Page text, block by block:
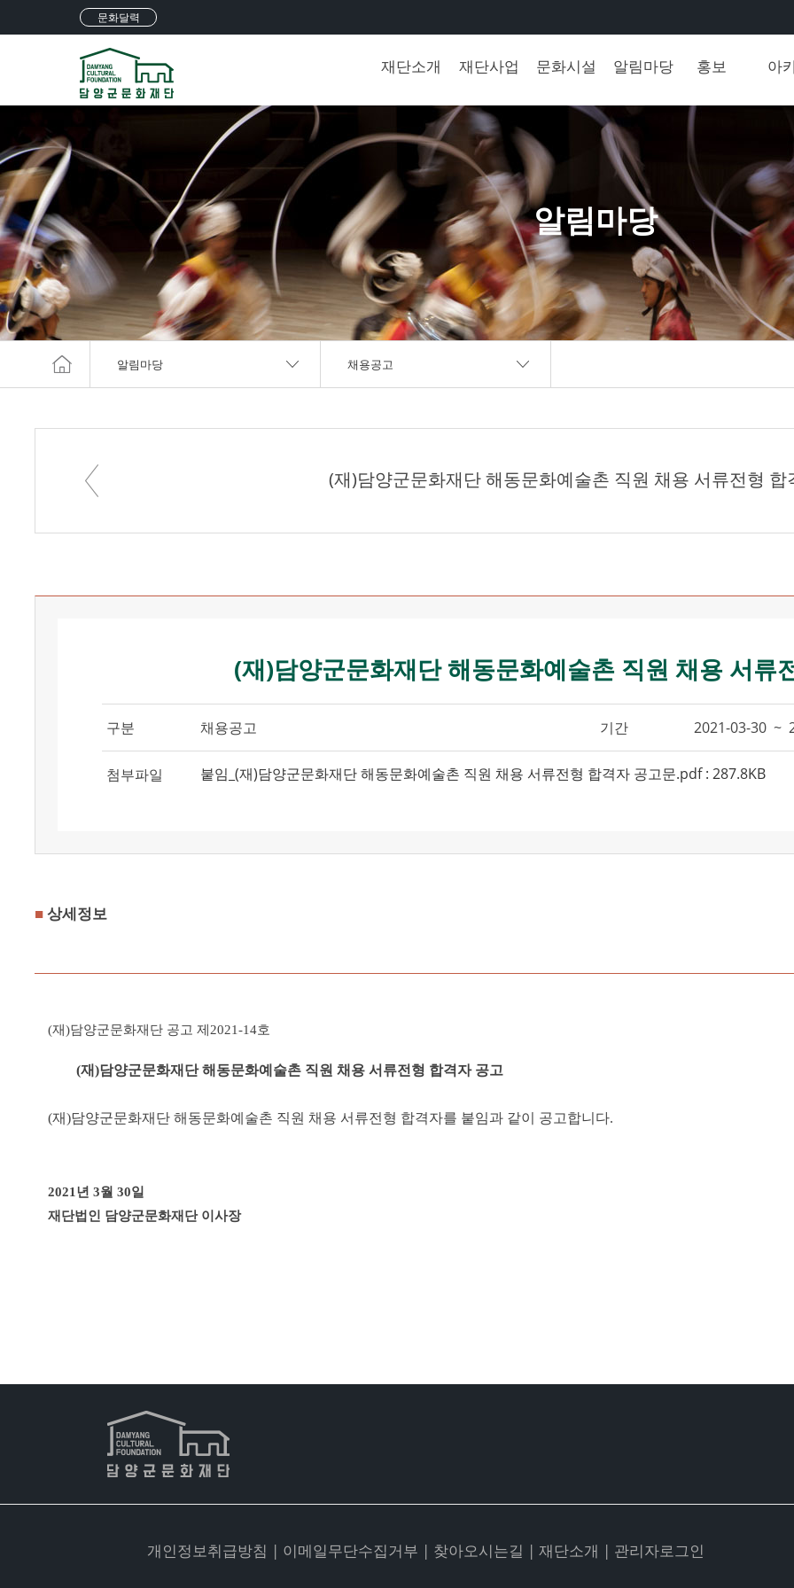
문화달력
재단소개 재단사업 문화시설 알림마당 홍보 아
알림마당
알림마당 채용공고
(재)담양군문화재단 해동문화예술촌 직원 채용 서류전형 합
(재)담양군문화재단 해동문화예술촌 직원 채용 서류
구분 채용공고 기간 2021-03-30 ~
첨부파일 붙임_(재)담양군문화재단 해동문화예술촌 직원 채용 서류전형 합격자 공고문.pdf : 287.8KB
■상세정보
(재)담양군문화재단 공고 제2021-14호
(재)담양군문화재단 해동문화예술촌 직원 채용 서류전형 합격자 공고
(재)담양군문화재단 해동문화예술촌 직원 채용 서류전형 합격자를 붙임과 같이 공고합니다.
2021년 3월 30일
재단법인 담양군문화재단 이사장
개인정보취급방침 | 이메일무단수집거부 | 찾아오시는길 | 재단소개 | 관리자로그인